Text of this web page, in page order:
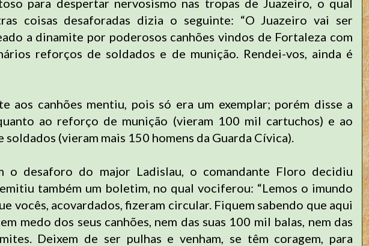
coisas desaforadas dizia o seguinte: “O Juazeiro vai ser
a dinamite por poderosos canhões vindos de Fortaleza com
reforços de soldados e de munição. Rendei-vos, ainda é
aos canhões mentiu, pois só era um exemplar; porém disse a
ao reforço de munição (vieram 100 mil cartuchos) e ao
soldados (vieram mais 150 homens da Guarda Cívica).
o desaforo do major Ladislau, o comandante Floro decidiu
também um boletim, no qual vociferou: “Lemos o imundo
vocês, acovardados, fizeram circular. Fiquem sabendo que aqui
medo dos seus canhões, nem das suas 100 mil balas, nem das
Deixem de ser pulhas e venham, se têm coragem, para